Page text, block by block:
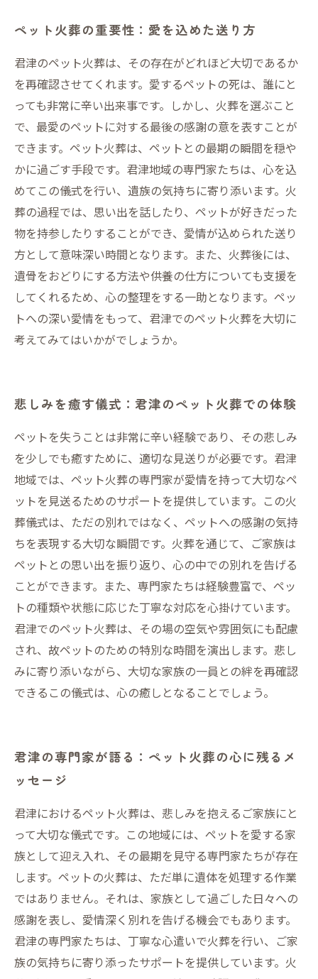
ペット火葬の重要性：愛を込めた送り方
君津のペット火葬は、その存在がどれほど大切であるか
を再確認させてくれます。愛するペットの死は、誰にと
っても非常に辛い出来事です。しかし、火葬を選ぶこと
で、最愛のペットに対する最後の感謝の意を表すことが
できます。ペット火葬は、ペットとの最期の瞬間を穏や
かに過ごす手段です。君津地域の専門家たちは、心を込
めてこの儀式を行い、遺族の気持ちに寄り添います。火
葬の過程では、思い出を話したり、ペットが好きだった
物を持参したりすることができ、愛情が込められた送り
方として意味深い時間となります。また、火葬後には、
遺骨をおどりにする方法や供養の仕方についても支援を
してくれるため、心の整理をする一助となります。ペッ
トへの深い愛情をもって、君津でのペット火葬を大切に
考えてみてはいかがでしょうか。
悲しみを癒す儀式：君津のペット火葬での体験
ペットを失うことは非常に辛い経験であり、その悲しみ
を少しでも癒すために、適切な見送りが必要です。君津
地域では、ペット火葬の専門家が愛情を持って大切なペ
ットを見送るためのサポートを提供しています。この火
葬儀式は、ただの別れではなく、ペットへの感謝の気持
ちを表現する大切な瞬間です。火葬を通じて、ご家族は
ペットとの思い出を振り返り、心の中での別れを告げる
ことができます。また、専門家たちは経験豊富で、ペッ
トの種類や状態に応じた丁寧な対応を心掛けています。
君津でのペット火葬は、その場の空気や雰囲気にも配慮
され、故ペットのための特別な時間を演出します。悲し
みに寄り添いながら、大切な家族の一員との絆を再確認
できるこの儀式は、心の癒しとなることでしょう。
君津の専門家が語る：ペット火葬の心に残るメ
ッセージ
君津におけるペット火葬は、悲しみを抱えるご家族にと
って大切な儀式です。この地域には、ペットを愛する家
族として迎え入れ、その最期を見守る専門家たちが存在
します。ペットの火葬は、ただ単に遺体を処理する作業
ではありません。それは、家族として過ごした日々への
感謝を表し、愛情深く別れを告げる機会でもあります。
君津の専門家たちは、丁寧な心遣いで火葬を行い、ご家
族の気持ちに寄り添ったサポートを提供しています。火